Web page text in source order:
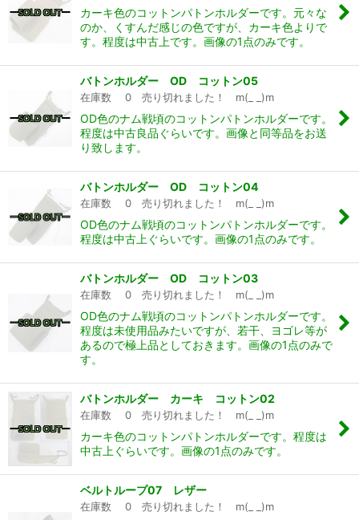
カーキ色のコットンパトンホルダーです。元々な
のか、くすんだ感じの色ですが、カーキ色よりで
す。程度は中古上です。画像の1点のみです。
バトンホルダー OD コットン05
在庫数 0 売り切れました！ m(_ _)m
OD色のナム戦頃のコットンパトンホルダーです。
程度は中古良品ぐらいです。画像と同等品をお送
り致します。
バトンホルダー OD コットン04
在庫数 0 売り切れました！ m(_ _)m
OD色のナム戦頃のコットンパトンホルダーです。
程度は中古上ぐらいです。画像の1点のみです。
バトンホルダー OD コットン03
在庫数 0 売り切れました！ m(_ _)m
OD色のナム戦頃のコットンパトンホルダーです。
程度は未使用品みたいですが、若干、ヨゴレ等が
あるので極上品としておきます。画像の1点のみで
す。
バトンホルダー カーキ コットン02
在庫数 0 売り切れました！ m(_ _)m
カーキ色のコットンパトンホルダーです。程度は
中古上ぐらいです。画像の1点のみです。
ベルトループ07 レザー
在庫数 0 売り切れました！ m(_ _)m